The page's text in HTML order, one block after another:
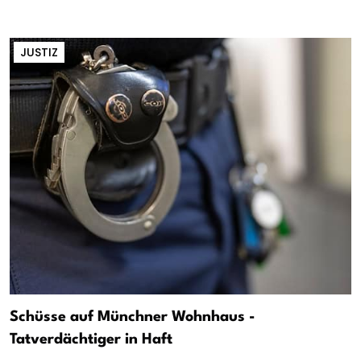
JUSTIZ
Schüsse auf Münchner Wohnhaus -
Tatverdächtiger in Haft